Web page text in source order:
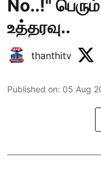
No..!"
உத்தரவு..
thanthitv
Published on: 05 Aug